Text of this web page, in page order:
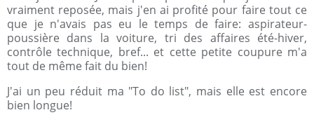
vraiment reposée, mais j'en ai profité pour faire tout ce
que je n'avais pas eu le temps de faire: aspirateur-
poussière dans la voiture, tri des affaires été-hiver,
contrôle technique, bref... et cette petite coupure m'a
tout de même fait du bien!
J'ai un peu réduit ma "To do list", mais elle est encore
bien longue!